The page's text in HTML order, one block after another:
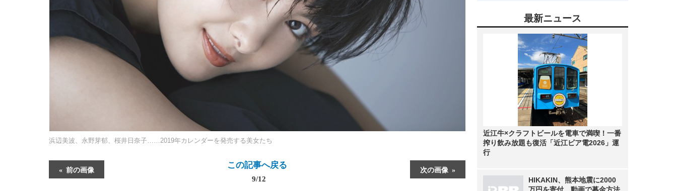
浜辺美波、永野芽郁、桜井日奈子……2019年カレンダーを発売する美女たち
前の画像 次の画像
この記事へ戻る
9/12
最新ニュース
近江牛×クラフトビールを電車で満喫！一番
搾り飲み放題も復活「近江ビア電2026」運
行
HIKAKIN、熊本地震に2000